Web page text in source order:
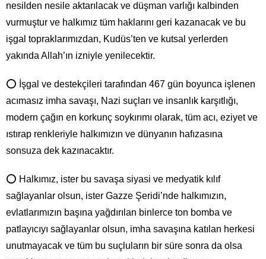
nesilden nesile aktarılacak ve düşman varlığı kalbinden
vurmuştur ve halkımız tüm haklarını geri kazanacak ve bu
işgal topraklarımızdan, Kudüs’ten ve kutsal yerlerden
yakında Allah’ın izniyle yenilecektir.
⭕ İşgal ve destekçileri tarafından 467 gün boyunca işlenen
acımasız imha savaşı, Nazi suçları ve insanlık karşıtlığı,
modern çağın en korkunç soykırımı olarak, tüm acı, eziyet ve
ıstırap renkleriyle halkımızın ve dünyanın hafızasına
sonsuza dek kazınacaktır.
⭕ Halkımız, ister bu savaşa siyasi ve medyatik kılıf
sağlayanlar olsun, ister Gazze Şeridi’nde halkımızın,
evlatlarımızın başına yağdırılan binlerce ton bomba ve
patlayıcıyı sağlayanlar olsun, imha savaşına katılan herkesi
unutmayacak ve tüm bu suçluların bir süre sonra da olsa